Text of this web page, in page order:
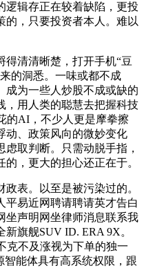
逻辑存正在较着缺陷，更投
的，只要投资者本人。难以
清清晰楚，打开手机“豆
的洞悉。一味或都不成
为一些人炒股不成或缺的
，用人类的聪慧去把握科技
的AI，不少人更是摩拳擦
动、政策风向的微妙变化
取判断。只需动脱手指，
，更大的担心还正在于。
表。以至是被污染过的。
易近网聘请聘请英才告白
坐声明网坐律师消息联系我
旗舰SUV ID. ERA 9X。
克不及涨视为下单的独一
智能体具有高系统权限，跟